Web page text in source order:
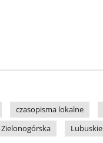
czasopisma lokalne
Zielonogórska Lubuskie